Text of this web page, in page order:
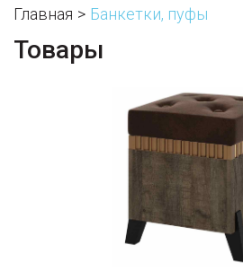
Главная Банкетки, пуфы
Товары